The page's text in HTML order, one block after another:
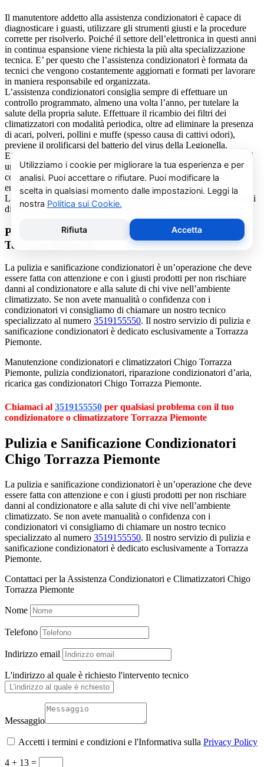
Il manutentore addetto alla assistenza condizionatori è capace di
diagnosticare i guasti, utilizzare gli strumenti giusti e la procedure
corrette per risolverlo. Poiché il settore dell’elettronica in questi anni
in continua espansione viene richiesta la più alta specializzazione
tecnica. E’ per questo che l’assistenza condizionatori è formata da
tecnici che vengono costantemente aggiornati e formati per lavorare
in maniera responsabile ed organizzata.
L’assistenza condizionatori consiglia sempre di effettuare un
controllo programmato, almeno una volta l’anno, per tutelare la
salute della propria salute. Effettuare il ricambio dei filtri dei
climatizzatori con modalità periodica, oltre ad eliminare la presenza
di acari, polveri, pollini e muffe (spesso causa di cattivi odori),
previene il prolificarsi del batterio del virus della Legionella.
E’ sempre possibile richiedere al centro di assistenza condizionatori
una consulenza gratuita per un montaggio di un nuovo
condizionatore o sulle ultime normative in materia di risparmio
energetico.
La salute e il benessere sono quindi essere gli obiettivi fondamentali
di un addetto alla assistenza condizionatori.
Pulizia e Sanificazione Condizionatori Chigo
Torrazza Piemonte
La pulizia e sanificazione condizionatori è un’operazione che deve
essere fatta con attenzione e con i giusti prodotti per non rischiare
danni al condizionatore e alla salute di chi vive nell’ambiente
climatizzato. Se non avete manualità o confidenza con i
condizionatori vi consigliamo di chiamare un nostro tecnico
specializzato al numero 3519155550. Il nostro servizio di pulizia e
sanificazione condizionatori è dedicato esclusivamente a Torrazza
Piemonte.
Manutenzione condizionatori e climatizzatori Chigo Torrazza
Piemonte, pulizia condizionatori, riparazione condizionatori d’aria,
ricarica gas condizionatori Chigo Torrazza Piemonte.
Chiamaci al 3519155550 per qualsiasi problema con il tuo
condizionatore o climatizzatore Torrazza Piemonte
Pulizia e Sanificazione Condizionatori
Chigo Torrazza Piemonte
La pulizia e sanificazione condizionatori è un’operazione che deve
essere fatta con attenzione e con i giusti prodotti per non rischiare
danni al condizionatore e alla salute di chi vive nell’ambiente
climatizzato. Se non avete manualità o confidenza con i
condizionatori vi consigliamo di chiamare un nostro tecnico
specializzato al numero 3519155550. Il nostro servizio di pulizia e
sanificazione condizionatori è dedicato esclusivamente a Torrazza
Piemonte.
Contattaci per la Assistenza Condizionatori e Climatizzatori Chigo
Torrazza Piemonte
Nome
Telefono
Indirizzo email
L'indirizzo al quale è richiesto l'intervento tecnico
Messaggio
Accetti i termini e condizioni e l'Informativa sulla Privacy Policy
4 + 13 =